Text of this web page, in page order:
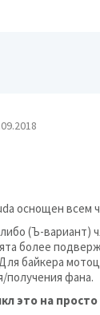
оснощен всем
(Ъ-вариант)
более
байкера
фана.
это на